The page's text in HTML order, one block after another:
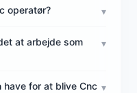
operatør? ▾
at arbejde som
▾
have for at blive Cnc ▾